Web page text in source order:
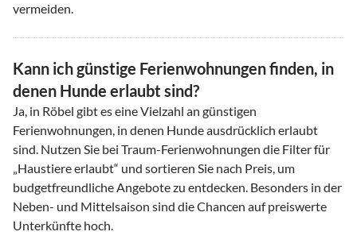
vermeiden.
Kann ich günstige Ferienwohnungen finden, in
denen Hunde erlaubt sind?
Ja, in Röbel gibt es eine Vielzahl an günstigen
Ferienwohnungen, in denen Hunde ausdrücklich erlaubt
sind. Nutzen Sie bei Traum-Ferienwohnungen die Filter für
„Haustiere erlaubt“ und sortieren Sie nach Preis, um
budgetfreundliche Angebote zu entdecken. Besonders in der
Neben- und Mittelsaison sind die Chancen auf preiswerte
Unterkünfte hoch.